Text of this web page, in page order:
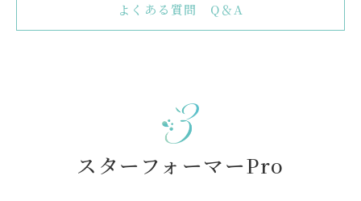
よくある質問 Q＆A
スターフォーマーPro